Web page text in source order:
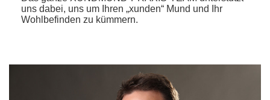
uns dabei, uns um Ihren „xunden“ Mund und Ihr
Wohlbefinden zu kümmern.